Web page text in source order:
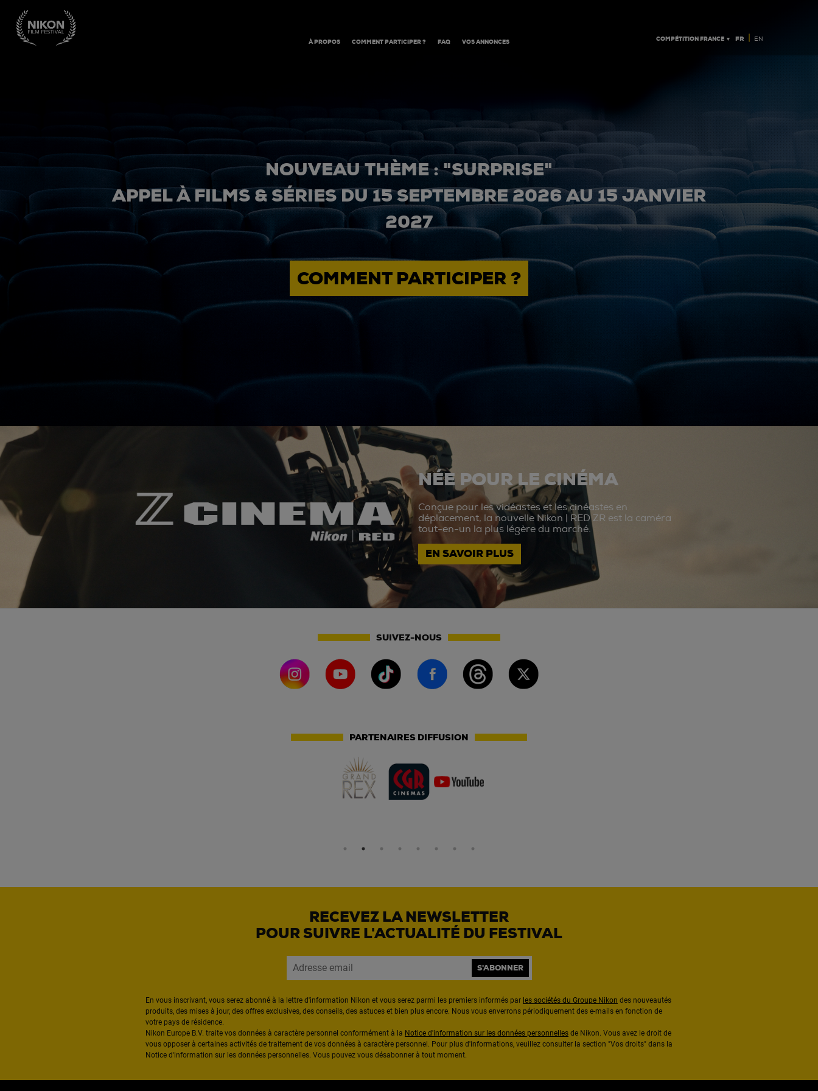
À PROPOS COMMENT PARTICIPER ? FAQ VOS ANNONCES COMPÉTITION FRANCE ▼ FR | EN
NOUVEAU THÈME : "SURPRISE"
APPEL À FILMS & SÉRIES DU 15 SEPTEMBRE 2026 AU 15 JANVIER
2027
COMMENT PARTICIPER ?
NÉE POUR LE CINÉMA
Conçue pour les vidéastes et les cinéastes en
déplacement, la nouvelle Nikon | RED ZR est la caméra
tout-en-un la plus légère du marché.
EN SAVOIR PLUS
SUIVEZ-NOUS
PARTENAIRES DIFFUSION
RECEVEZ LA NEWSLETTER
POUR SUIVRE L'ACTUALITÉ DU FESTIVAL
S'ABONNER
En vous inscrivant, vous serez abonné à la lettre d'information Nikon et vous serez parmi les premiers informés par les sociétés du Groupe Nikon des nouveautés
produits, des mises à jour, des offres exclusives, des conseils, des astuces et bien plus encore. Nous vous enverrons périodiquement des e-mails en fonction de
votre pays de résidence.
Nikon Europe B.V. traite vos données à caractère personnel conformément à la Notice d'information sur les données personnelles de Nikon. Vous avez le droit de
vous opposer à certaines activités de traitement de vos données à caractère personnel. Pour plus d'informations, veuillez consulter la section "Vos droits" dans la
Notice d'information sur les données personnelles. Vous pouvez vous désabonner à tout moment.